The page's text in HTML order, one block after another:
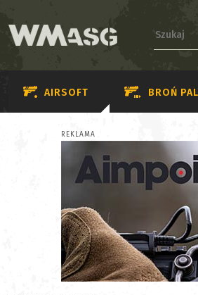
AIRSOFT BROŃ
REKLAMA